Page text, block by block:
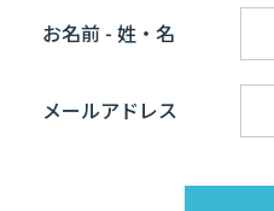
お名前 - 姓・名
メールアドレス